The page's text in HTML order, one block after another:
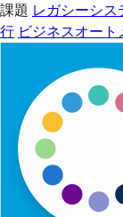
課題 レガシーシ
行 ビジネスオート